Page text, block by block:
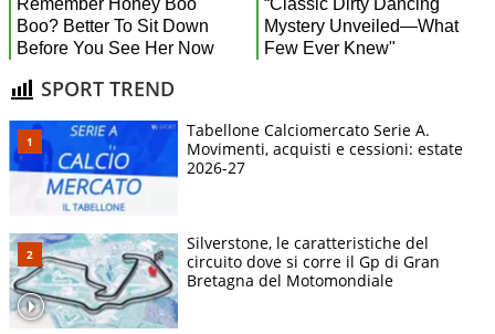
SPORT TREND
Tabellone Calciomercato Serie A.
Movimenti, acquisti e cessioni: estate
2026-27
Silverstone, le caratteristiche del
circuito dove si corre il Gp di Gran
Bretagna del Motomondiale